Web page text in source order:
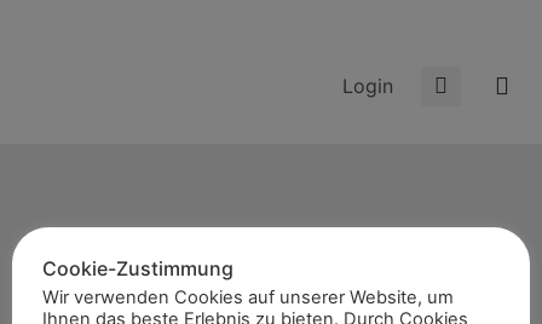
Login
News
Cookie-Zustimmung
Wir verwenden Cookies auf unserer Website, um
Ihnen das beste Erlebnis zu bieten. Durch Cookies